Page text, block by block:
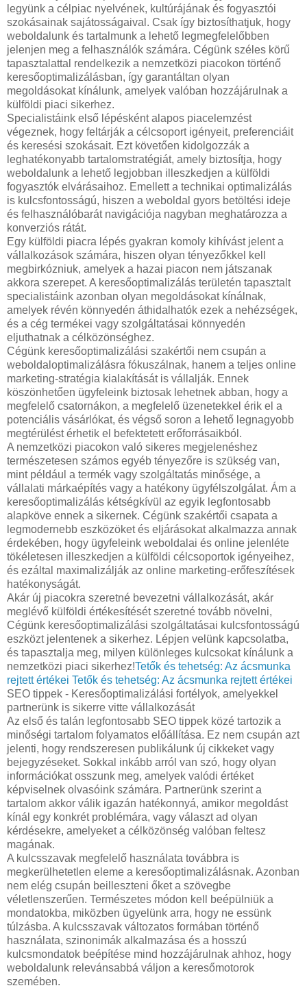
legyünk a célpiac nyelvének, kultúrájának és fogyasztói
szokásainak sajátosságaival. Csak így biztosíthatjuk, hogy
weboldalunk és tartalmunk a lehető legmegfelelőbben
jelenjen meg a felhasználók számára. Cégünk széles körű
tapasztalattal rendelkezik a nemzetközi piacokon történő
keresőoptimalizálásban, így garantáltan olyan
megoldásokat kínálunk, amelyek valóban hozzájárulnak a
külföldi piaci sikerhez.
Specialistáink első lépésként alapos piacelemzést
végeznek, hogy feltárják a célcsoport igényeit, preferenciáit
és keresési szokásait. Ezt követően kidolgozzák a
leghatékonyabb tartalomstratégiát, amely biztosítja, hogy
weboldalunk a lehető legjobban illeszkedjen a külföldi
fogyasztók elvárásaihoz. Emellett a technikai optimalizálás
is kulcsfontosságú, hiszen a weboldal gyors betöltési ideje
és felhasználóbarát navigációja nagyban meghatározza a
konverziós rátát.
Egy külföldi piacra lépés gyakran komoly kihívást jelent a
vállalkozások számára, hiszen olyan tényezőkkel kell
megbirkózniuk, amelyek a hazai piacon nem játszanak
akkora szerepet. A keresőoptimalizálás területén tapasztalt
specialistáink azonban olyan megoldásokat kínálnak,
amelyek révén könnyedén áthidalhatók ezek a nehézségek,
és a cég termékei vagy szolgáltatásai könnyedén
eljuthatnak a célközönséghez.
Cégünk keresőoptimalizálási szakértői nem csupán a
weboldaloptimalizálásra fókuszálnak, hanem a teljes online
marketing-stratégia kialakítását is vállalják. Ennek
köszönhetően ügyfeleink biztosak lehetnek abban, hogy a
megfelelő csatornákon, a megfelelő üzenetekkel érik el a
potenciális vásárlókat, és végső soron a lehető legnagyobb
megtérülést érhetik el befektetett erőforrásaikból.
A nemzetközi piacokon való sikeres megjelenéshez
természetesen számos egyéb tényezőre is szükség van,
mint például a termék vagy szolgáltatás minősége, a
vállalati márkaépítés vagy a hatékony ügyfélszolgálat. Ám a
keresőoptimalizálás kétségkívül az egyik legfontosabb
alapköve ennek a sikernek. Cégünk szakértői csapata a
legmodernebb eszközöket és eljárásokat alkalmazza annak
érdekében, hogy ügyfeleink weboldalai és online jelenléte
tökéletesen illeszkedjen a külföldi célcsoportok igényeihez,
és ezáltal maximalizálják az online marketing-erőfeszítések
hatékonyságát.
Akár új piacokra szeretné bevezetni vállalkozását, akár
meglévő külföldi értékesítését szeretné tovább növelni,
Cégünk keresőoptimalizálási szolgáltatásai kulcsfontosságú
eszközt jelentenek a sikerhez. Lépjen velünk kapcsolatba,
és tapasztalja meg, milyen különleges kulcsokat kínálunk a
nemzetközi piaci sikerhez!Tetők és tehetség: Az ácsmunka
rejtett értékei Tetők és tehetség: Az ácsmunka rejtett értékei
SEO tippek - Keresőoptimalizálási fortélyok, amelyekkel
partnerünk is sikerre vitte vállalkozását
Az első és talán legfontosabb SEO tippek közé tartozik a
minőségi tartalom folyamatos előállítása. Ez nem csupán azt
jelenti, hogy rendszeresen publikálunk új cikkeket vagy
bejegyzéseket. Sokkal inkább arról van szó, hogy olyan
információkat osszunk meg, amelyek valódi értéket
képviselnek olvasóink számára. Partnerünk szerint a
tartalom akkor válik igazán hatékonnyá, amikor megoldást
kínál egy konkrét problémára, vagy választ ad olyan
kérdésekre, amelyeket a célközönség valóban feltesz
magának.
A kulcsszavak megfelelő használata továbbra is
megkerülhetetlen eleme a keresőoptimalizálásnak. Azonban
nem elég csupán beilleszteni őket a szövegbe
véletlenszerűen. Természetes módon kell beépülniük a
mondatokba, miközben ügyelünk arra, hogy ne essünk
túlzásba. A kulcsszavak változatos formában történő
használata, szinonimák alkalmazása és a hosszú
kulcsmondatok beépítése mind hozzájárulnak ahhoz, hogy
weboldalunk relevánsabbá váljon a keresőmotorok
szemében.